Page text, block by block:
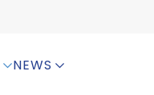
NEWS